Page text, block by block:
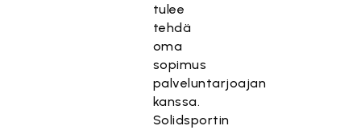
tulee
tehdä
oma
sopimus
palveluntarjoajan
kanssa.
Solidsportin